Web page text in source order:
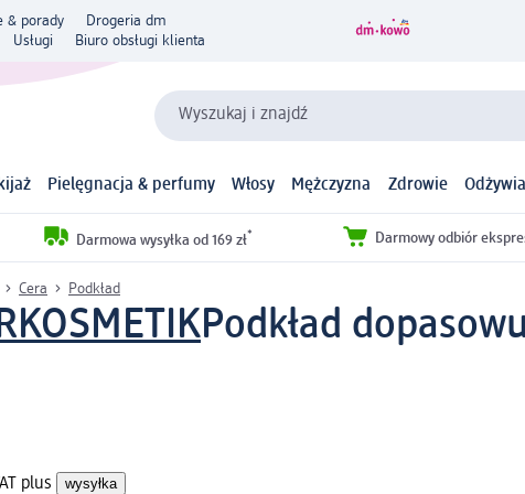
& porady
Drogeria dm
Usługi Biuro obsługi klienta
Wyszukaj i znajdź
Pielęgnacja & perfumy Włosy Mężczyzna Zdrowie
Darmowa wysyłka od 169 zł* Darmowy odbiór
Cera Podkład
Podkład
plus wysyłka